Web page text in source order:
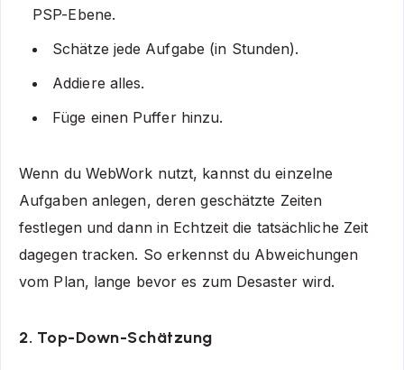
PSP-Ebene.
Schätze jede Aufgabe (in Stunden).
Addiere alles.
Füge einen Puffer hinzu.
Wenn du WebWork nutzt, kannst du einzelne
Aufgaben anlegen, deren geschätzte Zeiten
festlegen und dann in Echtzeit die tatsächliche Zeit
dagegen tracken. So erkennst du Abweichungen
vom Plan, lange bevor es zum Desaster wird.
2. Top-Down-Schätzung